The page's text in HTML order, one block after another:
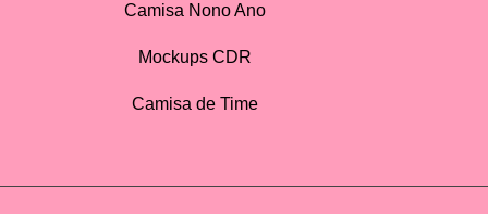
Camisa Nono Ano
Mockups CDR
Camisa de Time